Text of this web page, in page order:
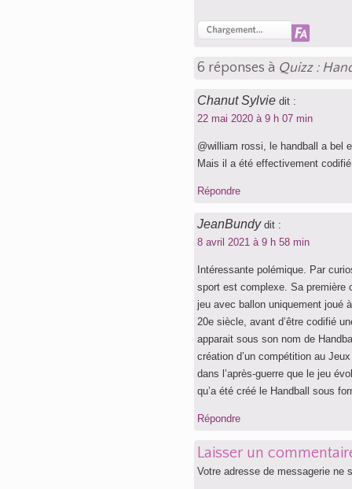
6 réponses à Quizz :
Chanut Sylvie dit :
22 mai 2020 à 9 h 07 min
@william rossi, le handball a bel
Mais il a été effectivement
Répondre
JeanBundy dit :
8 avril 2021 à 9 h 58 min
Intéressante polémique. Par
sport est complexe. Sa première
jeu avec ballon uniquement joué
20e siècle, avant d’être codifié
apparait sous son nom de
création d’un compétition au
dans l’après-guerre que le jeu
qu’a été créé le Handball sous
Répondre
Laisser un
Votre adresse de messagerie ne